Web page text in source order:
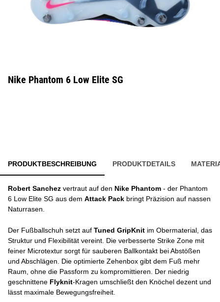
Nike Phantom 6 Low Elite SG
PRODUKTBESCHREIBUNG PRODUKTDETAILS
Robert Sanchez vertraut auf den Nike Phantom - der Phantom
6 Low Elite SG aus dem Attack Pack bringt Präzision auf nassen
Naturrasen.
Der Fußballschuh setzt auf Tuned GripKnit im Obermaterial, das
Struktur und Flexibilität vereint. Die verbesserte Strike Zone mit
feiner Microtextur sorgt für sauberen Ballkontakt bei Abstößen
und Abschlägen. Die optimierte Zehenbox gibt dem Fuß mehr
Raum, ohne die Passform zu kompromittieren. Der niedrig
geschnittene Flyknit-Kragen umschließt den Knöchel dezent und
lässt maximale Bewegungsfreiheit.